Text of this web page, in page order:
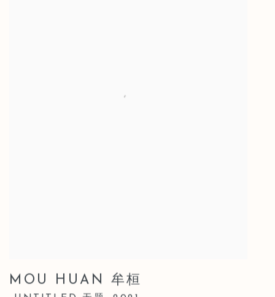
MOU HUAN 牟桓